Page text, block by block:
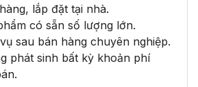
lắp đặt tại nhà.
có sẵn số lượng lớn.
sau bán hàng chuyên nghiệp.
phát sinh bất kỳ khoản phí